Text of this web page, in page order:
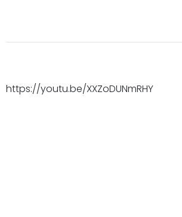
https://youtu.be/XXZoDUNmRHY